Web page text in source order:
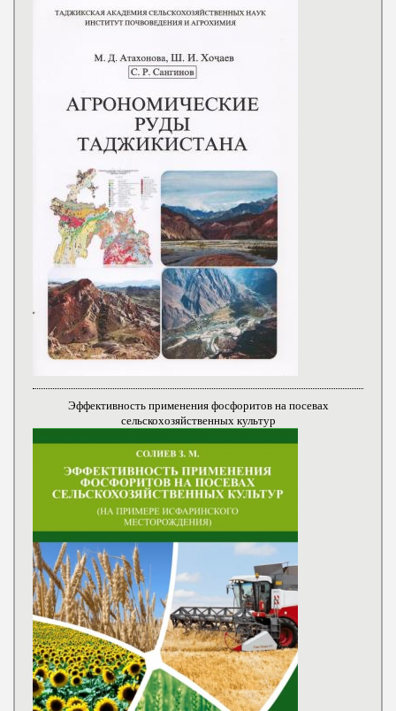
Эффективность применения фосфоритов на посевах
сельскохозяйственных культур